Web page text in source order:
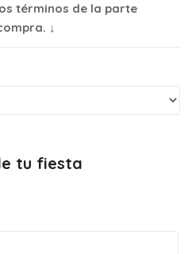
términos de la parte
↓
tu fiesta